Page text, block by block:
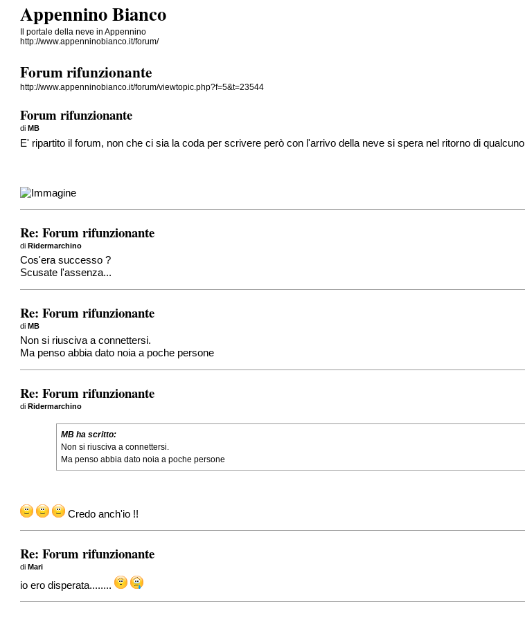
Appennino Bianco
Il portale della neve in Appennino
http://www.appenninobianco.it/forum/
Forum rifunzionante
http://www.appenninobianco.it/forum/viewtopic.php?f=5&t=23544
Forum rifunzionante
diMB
E' ripartito il forum, non che ci sia la coda per scrivere però con l'arrivo della neve si spera nel ritorno di qualcuno
Re: Forum rifunzionante
diRidermarchino
Cos'era successo ?
Scusate l'assenza...
Re: Forum rifunzionante
diMB
Non si riusciva a connettersi.
Ma penso abbia dato noia a poche persone
Re: Forum rifunzionante
diRidermarchino
MB ha scritto:
Non si riusciva a connettersi.
Ma penso abbia dato noia a poche persone
Credo anch'io !!
Re: Forum rifunzionante
diMari
io ero disperata........